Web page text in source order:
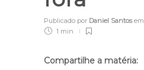
Publicado por Daniel Santosem
1 min
Compartilhe a matéria: